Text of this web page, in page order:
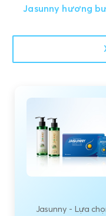
Jasunny hương
Jasunny - Lựa